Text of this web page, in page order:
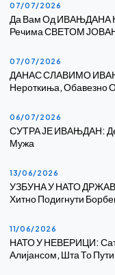
07/07/2026
Да Вам Од ИВАЊДАНА
Речима СВЕТОМ
07/07/2026
ДАНАС СЛАВИМО
Нероткиња,
06/07/2026
СУТРА ЈЕ ИВАЊДАН:
Мужа
13/06/2026
УЗБУНА У НАТО
Хитно Подигнути
11/06/2026
НАТО У НЕВЕРИЦИ:
Алијансом, Шта То